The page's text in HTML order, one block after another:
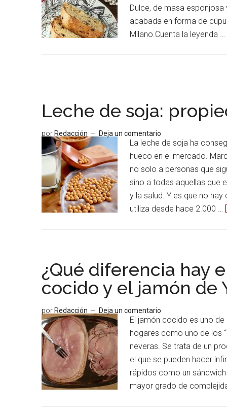
Dulce, de masa
acabada en forma de
Milano.Cuenta la leyenda …
Leche de soja:
por Redacción Deja un comentario
La leche de soja ha
hueco en el mercado.
no solo a personas que
sino a todas aquellas que
y la salud. Y es que no
utiliza desde hace 2.000 …
¿Qué diferencia hay
cocido y el jamón de
por Redacción Deja un comentario
El jamón cocido es uno
hogares como uno de los
neveras. Se trata de un
el que se pueden hacer
rápidos como un
mayor grado de